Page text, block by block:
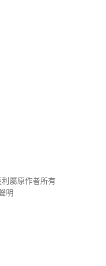
屬原作者所有
明